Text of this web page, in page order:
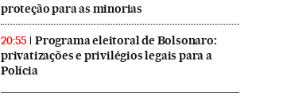
proteção para as minorias
20:55
Programa eleitoral de Bolsonaro:
privatizações e privilégios legais para a
Polícia